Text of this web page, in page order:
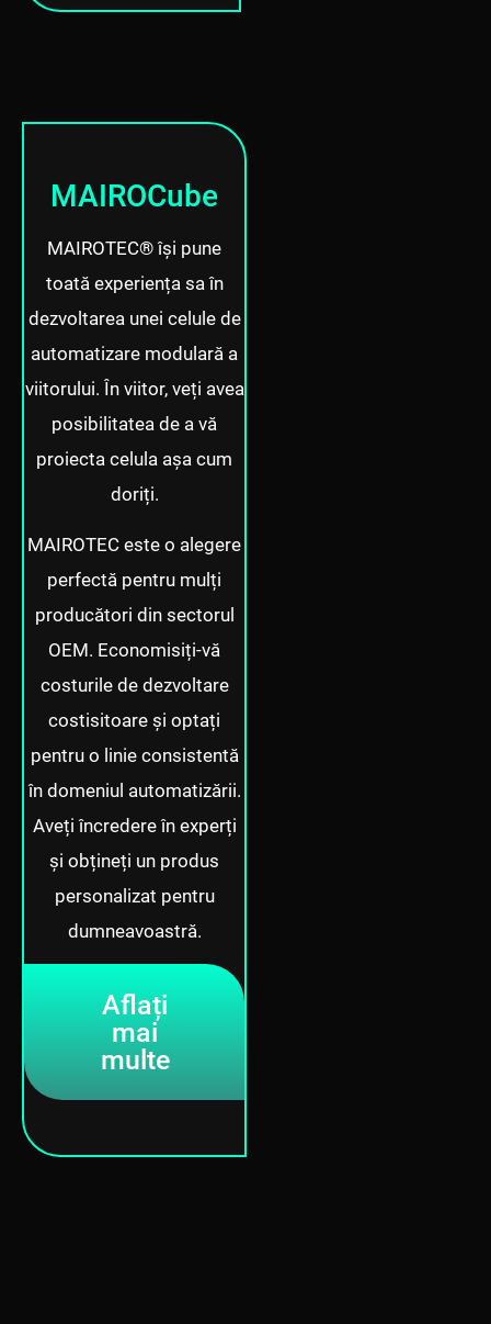
MAIROCube
MAIROTEC® își pune
toată experiența sa în
dezvoltarea unei celule de
automatizare modulară a
viitorului. În viitor, veți avea
posibilitatea de a vă
proiecta celula așa cum
doriți.
MAIROTEC este o alegere
perfectă pentru mulți
producători din sectorul
OEM. Economisiți-vă
costurile de dezvoltare
costisitoare și optați
pentru o linie consistentă
în domeniul automatizării.
Aveți încredere în experți
și obțineți un produs
personalizat pentru
dumneavoastră.
Aflați
mai
multe